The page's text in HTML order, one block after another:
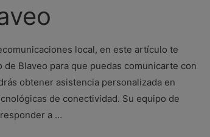
local, en este artículo te
Blaveo para que puedas comunicarte con
obtener asistencia personalizada en
de conectividad. Su equipo de
a …